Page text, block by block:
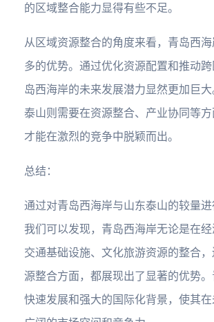
的区域整合能力显得有些不足。
从区域资源整合的角度来看，青岛西
多的优势。通过优化资源配置和推动
岛西海岸的未来发展潜力显然更加巨大
泰山则需要在资源整合、产业协同等方
才能在激烈的竞争中脱颖而出。
总结：
通过对青岛西海岸与山东泰山的较量进
我们可以发现，青岛西海岸无论是在经
交通基础设施、文化旅游资源的整合
源整合方面，都展现出了显著的优势
快速发展和强大的国际化背景，使其